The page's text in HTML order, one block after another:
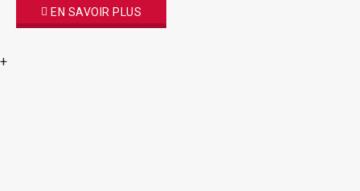
EN SAVOIR PLUS
+